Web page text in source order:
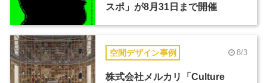
スポ」が8月31日まで開催
空間デザイン事例 8/3
株式会社メルカリ「Culture